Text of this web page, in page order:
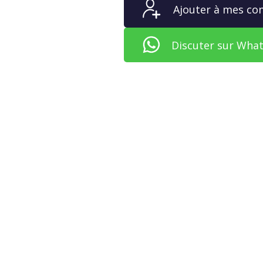
Ajouter à mes
Discuter sur